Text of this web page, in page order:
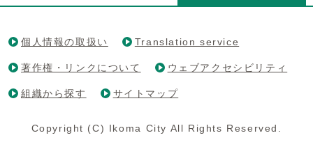
個人情報の取扱い Translation service
著作権・リンクについて ウェブアクセシビリティ
組織から探す サイトマップ
Copyright (C) Ikoma City All Rights Reserved.